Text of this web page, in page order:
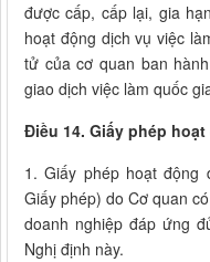
được cấp, cấp lại, gia
hoạt động dịch vụ việc
tử của cơ quan ban
giao dịch việc làm quốc
Điều 14. Giấy phép
1. Giấy phép hoạt
Giấy phép) do Cơ quan
doanh nghiệp đáp ứng
Nghị định này.